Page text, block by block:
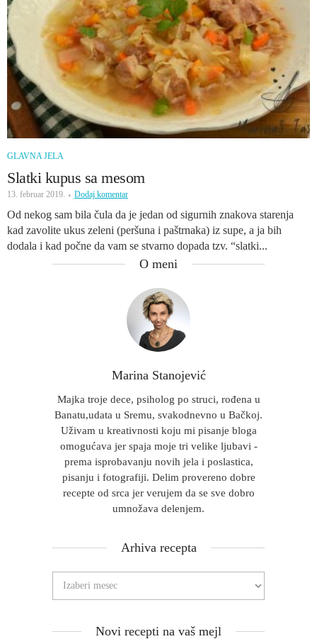
GLAVNA JELA
Slatki kupus sa mesom
13. februar 2019. Dodaj komentar
Od nekog sam bila čula da je jedan od sigurnih znakova starenja
kad zavolite ukus zeleni (peršuna i paštrnaka) iz supe, a ja bih
dodala i kad počne da vam se stvarno dopada tzv. “slatki...
O meni
Marina Stanojević
Majka troje dece, psiholog po struci, rođena u
Banatu,udata u Sremu, svakodnevno u Bačkoj.
Uživam u kreativnosti koju mi pisanje bloga
omogućava jer spaja moje tri velike ljubavi -
prema isprobavanju novih jela i poslastica,
pisanju i fotografiji. Delim provereno dobre
recepte od srca jer verujem da se sve dobro
umnožava delenjem.
Arhiva recepta
Novi recepti na vaš mejl